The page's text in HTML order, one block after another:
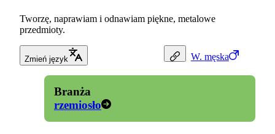
W. męska
Tworzę, naprawiam i odnawiam piękne, metalowe
przedmioty.
Zmień język
Branża
rzemiosło